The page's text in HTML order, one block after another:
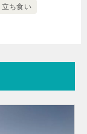
立ち食い